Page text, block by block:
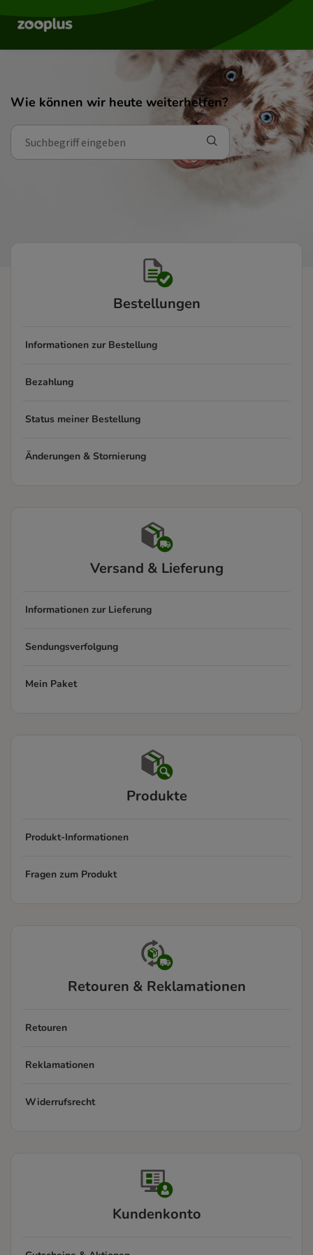
Wie können wir heute weiterhelfen?
Bestellungen
Informationen zur Bestellung
Bezahlung
Status meiner Bestellung
Änderungen & Stornierung
Versand & Lieferung
Informationen zur Lieferung
Sendungsverfolgung
Mein Paket
Produkte
Produkt-Informationen
Fragen zum Produkt
Retouren & Reklamationen
Retouren
Reklamationen
Widerrufsrecht
Kundenkonto